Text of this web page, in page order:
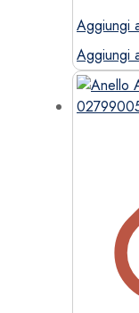
Aggiungi
Aggiungi